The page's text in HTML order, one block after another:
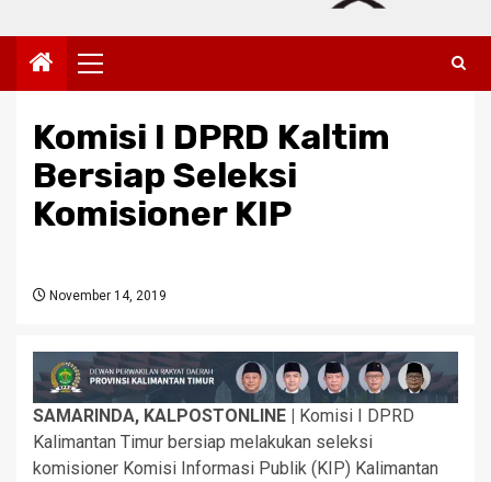
Primary
Menu
Komisi I DPRD Kaltim
Bersiap Seleksi
Komisioner KIP
November 14, 2019
SAMARINDA, KALPOSTONLINE | Komisi I DPRD
Kalimantan Timur bersiap melakukan seleksi
komisioner Komisi Informasi Publik (KIP) Kalimantan